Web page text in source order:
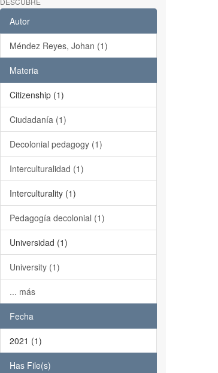
Autor
Méndez Reyes, Johan (1)
Materia
Citizenship (1)
Ciudadanía (1)
Decolonial pedagogy (1)
Interculturalidad (1)
Interculturality (1)
Pedagogía decolonial (1)
Universidad (1)
University (1)
... más
Fecha
2021 (1)
Has File(s)